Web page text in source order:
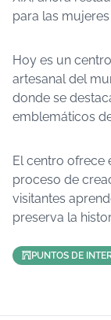
para las
Hoy es un
artesanal del
donde se
emblemáticos
El centro ofrece
proceso de
visitantes
preserva la
PUNTOS DE